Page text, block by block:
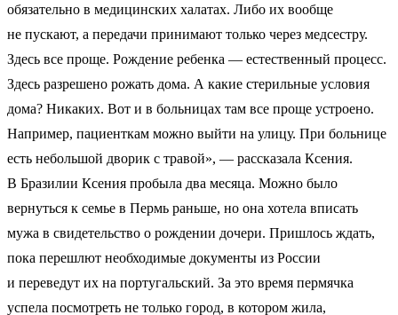
обязательно в медицинских халатах. Либо их вообще
не пускают, а передачи принимают только через медсестру.
Здесь все проще. Рождение ребенка — естественный процесс.
Здесь разрешено рожать дома. А какие стерильные условия
дома? Никаких. Вот и в больницах там все проще устроено.
Например, пациенткам можно выйти на улицу. При больнице
есть небольшой дворик с травой», — рассказала Ксения.
В Бразилии Ксения пробыла два месяца. Можно было
вернуться к семье в Пермь раньше, но она хотела вписать
мужа в свидетельство о рождении дочери. Пришлось ждать,
пока перешлют необходимые документы из России
и переведут их на португальский. За это время пермячка
успела посмотреть не только город, в котором жила,